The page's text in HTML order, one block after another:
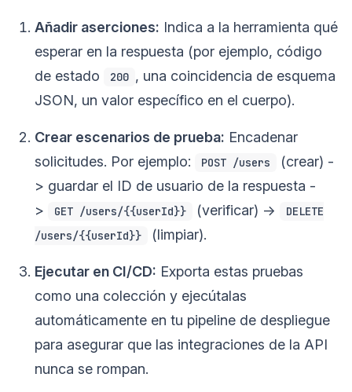
Añadir aserciones: Indica a la herramienta qué
esperar en la respuesta (por ejemplo, código
de estado
200 , una coincidencia de esquema
JSON, un valor específico en el cuerpo).
Crear escenarios de prueba: Encadenar
solicitudes. Por ejemplo:
POST /users
(crear) -
> guardar el ID de usuario de la respuesta -
>
GET /users/{{userId}} (verificar) ->
DELETE
/users/{{userId}}
(limpiar).
Ejecutar en CI/CD: Exporta estas pruebas
como una colección y ejecútalas
automáticamente en tu pipeline de despliegue
para asegurar que las integraciones de la API
nunca se rompan.